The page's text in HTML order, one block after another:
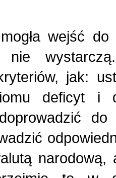
w Polsce
premiery,
i Ukrainą w
юного
сторінка
wejść
nie
jak:
deficyt i